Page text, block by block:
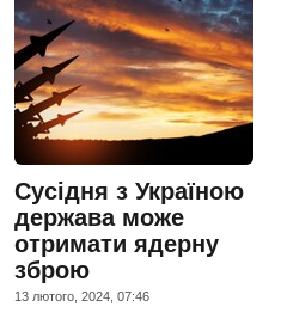
Сусідня з Україною
держава може
отримати ядерну
зброю
13 лютого, 2024, 07:46